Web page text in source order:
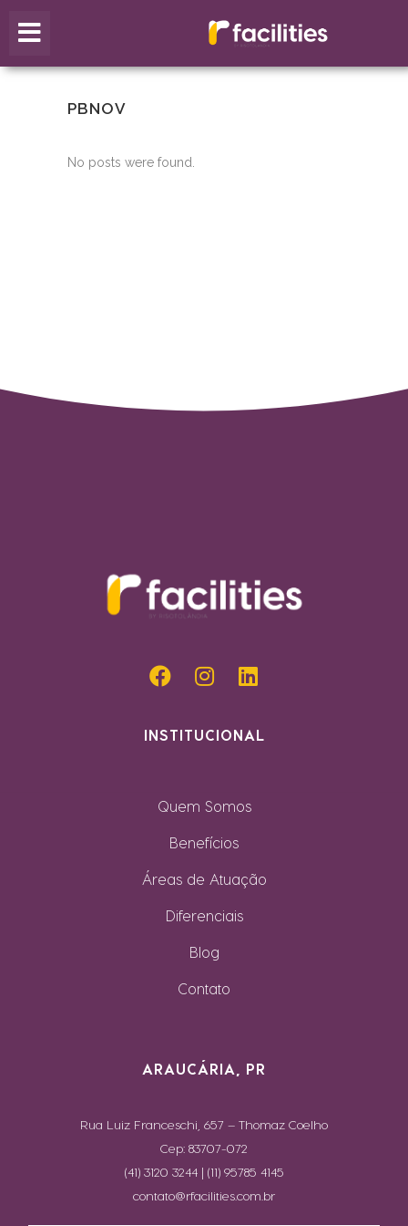
PBNOV
No posts were found.
INSTITUCIONAL
Quem Somos
Benefícios
Áreas de Atuação
Diferenciais
Blog
Contato
ARAUCÁRIA, PR
Rua Luiz Franceschi, 657 – Thomaz Coelho
Cep: 83707-072
(41) 3120 3244 | (11) 95785 4145
contato@rfacilities.com.br